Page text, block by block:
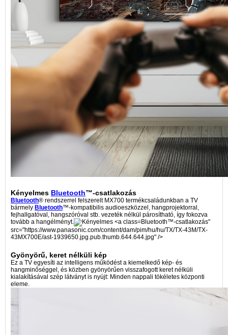
Kényelmes Bluetooth™-csatlakozás
Bluetooth® rendszerrel felszerelt MX700 termékcsaládunkban a TV
bármely Bluetooth™-kompatibilis audioeszközzel, hangprojektorral,
fejhallgatóval, hangszóróval stb. vezeték nélkül párosítható, így fokozva
tovább a hangélményt.
Bluetooth™-csatlakozás"
src="https://www.panasonic.com/content/dam/pim/hu/hu/TX/TX-43M/TX-
43MX700E/ast-1939650.jpg.pub.thumb.644.644.jpg" />
Gyönyörű, keret nélküli kép
Ez a TV egyesíti az intelligens működést a kiemelkedő kép- és
hangminőséggel, és közben gyönyörűen visszafogott keret nélküli
kialakításával szép látványt is nyújt: Minden nappali tökéletes központi
eleme.